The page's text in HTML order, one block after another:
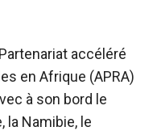
accéléré
en Afrique (APRA)
à son bord le
la Namibie, le